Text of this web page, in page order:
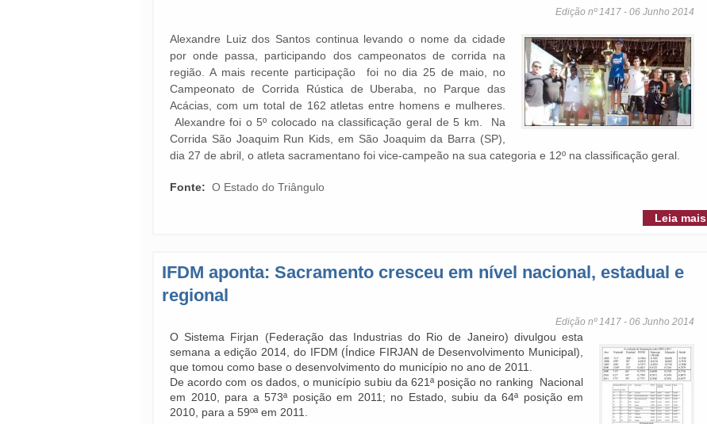
Edição nº 1417 - 06 Junho 2014
Alexandre Luiz dos Santos continua levando o nome da cidade
por onde passa, participando dos campeonatos de corrida na
região. A mais recente participação foi no dia 25 de maio, no
Campeonato de Corrida Rústica de Uberaba, no Parque das
Acácias, com um total de 162 atletas entre homens e mulheres.
Alexandre foi o 5º colocado na classificação geral de 5 km. Na
Corrida São Joaquim Run Kids, em São Joaquim da Barra (SP),
dia 27 de abril, o atleta sacramentano foi vice-campeão na sua categoria e 12º na classificação geral.
Fonte: O Estado do Triângulo
Leia mais
IFDM aponta: Sacramento cresceu em nível nacional, estadual e
regional
Edição nº 1417 - 06 Junho 2014
O Sistema Firjan (Federação das Industrias do Rio de Janeiro) divulgou esta
semana a edição 2014, do IFDM (Índice FIRJAN de Desenvolvimento Municipal),
que tomou como base o desenvolvimento do município no ano de 2011.
De acordo com os dados, o município subiu da 621ª posição no ranking Nacional
em 2010, para a 573ª posição em 2011; no Estado, subiu da 64ª posição em
2010, para a 59ºª em 2011.